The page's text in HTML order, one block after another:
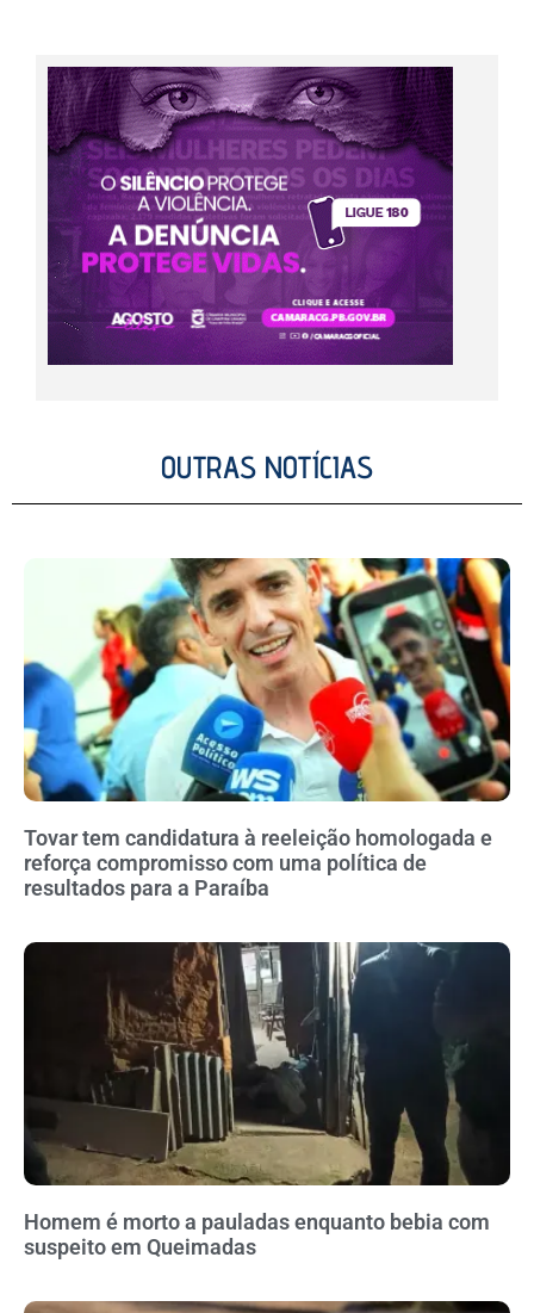
OUTRAS NOTÍCIAS
Tovar tem candidatura à reeleição homologada e
reforça compromisso com uma política de
resultados para a Paraíba
Homem é morto a pauladas enquanto bebia com
suspeito em Queimadas